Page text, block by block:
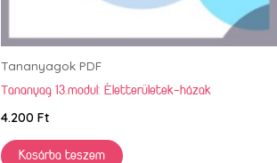
Tananyagok PDF
Tananyag 13.modul: Életterületek-házak
4.200 Ft
Kosárba teszem